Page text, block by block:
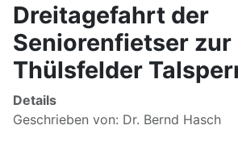
Dreitagefahrt der
Seniorenfietser zur
Thülsfelder
Details
Geschrieben von: Dr. Bernd Hasch